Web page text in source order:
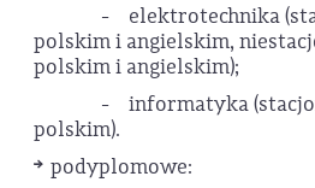
- elektrotechnika
polskim i angielskim,
polskim i angielskim);
- informatyka
polskim).
podyplomowe: